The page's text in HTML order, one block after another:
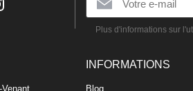
Plus d'informations sur
INFORMATIONS
Blog